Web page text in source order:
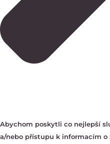
Abychom poskytli co nejlepší
a/nebo přístupu k informacím o